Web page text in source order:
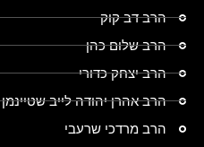
הרב דב קוק
הרב שלום כהן
הרב יצחק כדורי
הרב אהרן יהודה לייב שטיינמן
הרב מרדכי שרעבי